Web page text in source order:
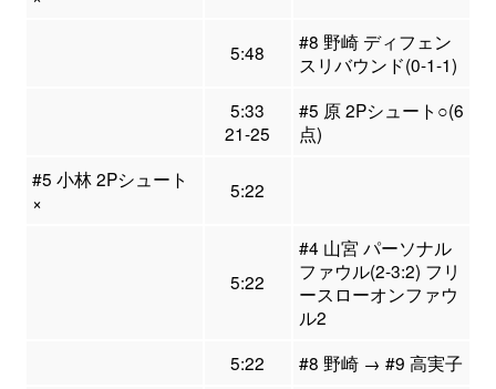
5:48
#8 野崎 ディフェン
スリバウンド(0-1-1)
5:33
21-25
#5 原 2Pシュート○(6
点)
#5 小林 2Pシュート
×
5:22
5:22
#4 山宮 パーソナル
ファウル(2-3:2) フリ
ースローオンファウ
ル2
5:22
#8 野崎 → #9 高実子